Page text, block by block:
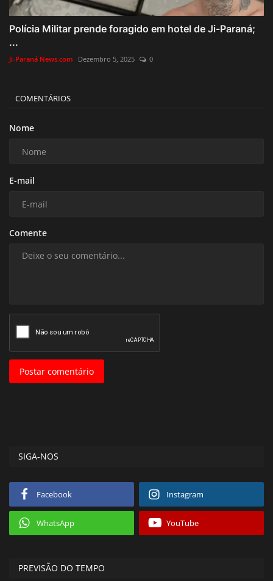
Polícia Militar prende foragido em hotel de Ji-Paraná;
...
Ji-Paraná News.com Dezembro 5, 2025 0
COMENTÁRIOS
Nome
E-mail
Comente
Postar comentário
SIGA-NOS
Facebook Instagram
WhatsApp YouTube
PREVISÃO DO TEMPO